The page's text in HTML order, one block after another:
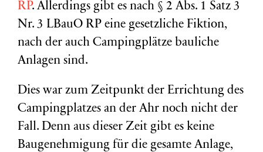
RP. Allerdings gibt es nach § 2 Abs. 1 Satz 3
Nr. 3 LBauO RP eine gesetzliche Fiktion,
nach der auch Campingplätze bauliche
Anlagen sind.
Dies war zum Zeitpunkt der Errichtung des
Campingplatzes an der Ahr noch nicht der
Fall. Denn aus dieser Zeit gibt es keine
Baugenehmigung für die gesamte Anlage,